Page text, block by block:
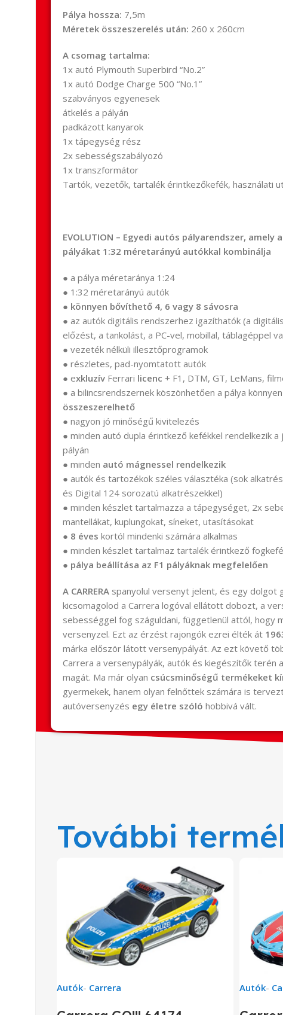
Pálya hossza: 7,5m
Méretek összeszerelés után: 260 x 260cm
A csomag tartalma:
1x autó Plymouth Superbird “No.2”
1x autó Dodge Charge 500 “No.1”
szabványos egyenesek
átkelés a pályán
padkázott kanyarok
1x tápegység rész
2x sebességszabályozó
1x transzformátor
Tartók, vezetők, tartalék érintkezőkefék, használati
EVOLUTION – Egyedi autós pályarendszer, amely
pályákat 1:32 méretarányú autókkal kombinálja
● a pálya méretaránya 1:24
● 1:32 méretarányú autók
● könnyen bővíthető 4, 6 vagy 8 sávosra
● az autók digitális rendszerhez igazíthatók (a
előzést, a tankolást, a PC-vel, mobillal, táblagéppel
● vezeték nélküli illesztőprogramok
● részletes, pad-nyomtatott autók
● exkluzív Ferrari licenc+ F1, DTM, GT, LeMans,
● a bilincsrendszernek köszönhetően a pálya könnyen
összeszerelhető
● nagyon jó minőségű kivitelezés
● minden autó dupla érintkező kefékkel rendelkezik
pályán
● minden autó mágnessel rendelkezik
● autók és tartozékok széles választéka (sok
és Digital 124 sorozatú alkatrészekkel)
● minden készlet tartalmazza a tápegységet, 2x
mantellákat, kuplungokat, síneket, utasításokat
● 8 éves kortól mindenki számára alkalmas
● minden készlet tartalmaz tartalék érintkező
● pálya beállítása az F1 pályáknak megfelelően
A CARRERA spanyolul versenyt jelent, és egy dolgot
kicsomagolod a Carrera logóval ellátott dobozt, a
sebességgel fog száguldani, függetlenül attól, hogy
versenyzel. Ezt az érzést rajongók ezrei élték át
márka először látott versenypályát. Az ezt követő
Carrera a versenypályák, autók és kiegészítők terén
magát. Ma már olyan csúcsminőségű termékeket
gyermekek, hanem olyan felnőttek számára is
autóversenyzés egy életre szóló hobbivá vált.
További
Autók- Carrera Autók-